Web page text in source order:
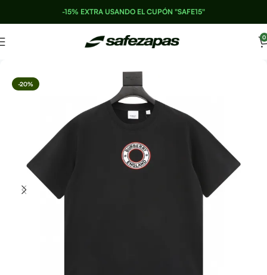
-15% EXTRA USANDO EL CUPÓN "SAFE15"
0
-20%